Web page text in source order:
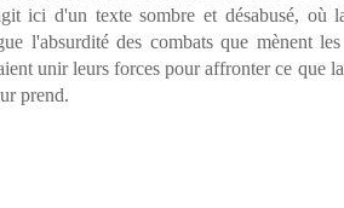
ici d'un texte sombre et désabusé, où
l'absurdité des combats que mènent
unir leurs forces pour affronter ce que
prend.